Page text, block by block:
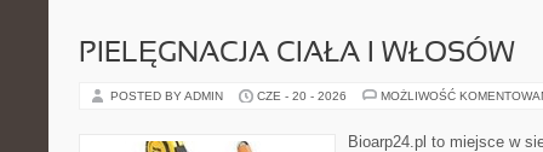
PIELĘGNACJA CIAŁA I WŁOSÓW
POSTED BY ADMIN CZE - 20 - 2026 MOŻLIWOŚĆ
Bioarp24.pl to miejsce w